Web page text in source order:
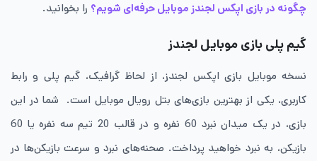
چگونه در بازی اپکس لجندز موبایل حرفه‌ای شویم؟ را بخوانید.
گیم پلی بازی موبایل لجندز
نسخه موبایل بازی اپکس لجندز، از لحاظ گرافیک، گیم پلی و رابط
کاربری، یکی از بهترین بازی‌های بتل رویال موبایل است. شما در این
بازی، در یک میدان نبرد 60 نفره و در قالب 20 تیم سه نفره یا 60
بازیکن، به نبرد خواهید پرداخت. صحنه‌های نبرد و سرعت بازیکن‌ها در